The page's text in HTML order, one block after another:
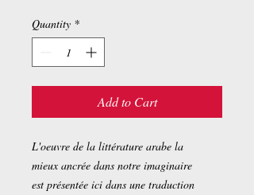
Quantity *
Add to Cart
L'oeuvre de la littérature arabe la
mieux ancrée dans notre imaginaire
est présentée ici dans une traduction